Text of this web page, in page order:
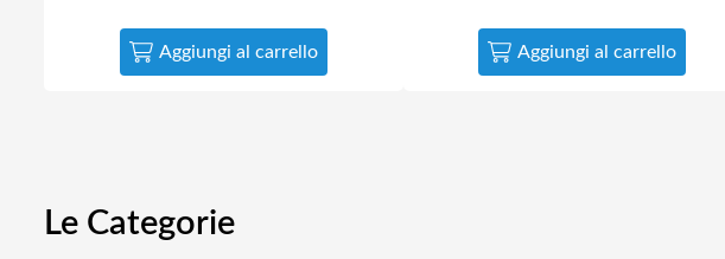
Aggiungi al carrello Aggiungi al carrello
Le Categorie